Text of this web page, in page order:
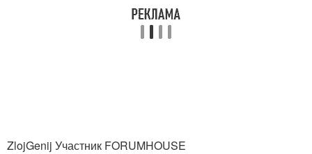
ZlojGenij Участник FORUMHOUSE